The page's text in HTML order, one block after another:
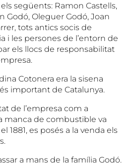
següents: Ramon Castells,
Godó, Oleguer Godó, Joan
tots antics socis de
i les persones de l’entorn de
els llocs de responsabilitat
Cotonera era la sisena
important de Catalunya.
de l’empresa com a
manca de combustible va
1881, es posés a la venda els
a mans de la família Godó.